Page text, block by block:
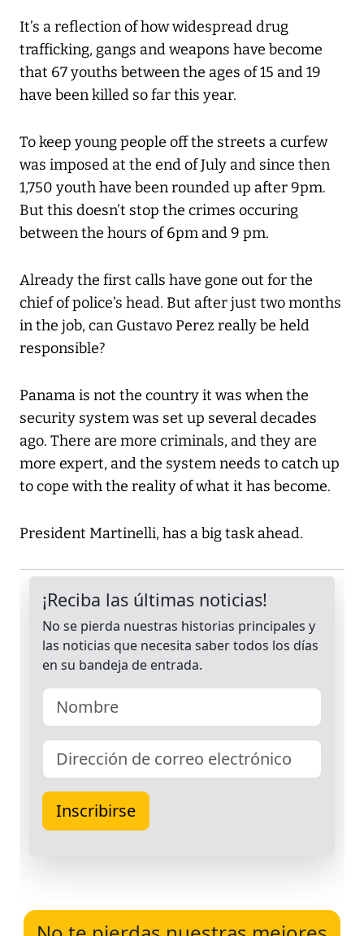
It’s a reflection of how widespread drug
trafficking, gangs and weapons have become
that 67 youths between the ages of 15 and 19
have been killed so far this year.
To keep young people off the streets a curfew
was imposed at the end of July and since then
1,750 youth have been rounded up after 9pm.
But this doesn’t stop the crimes occuring
between the hours of 6pm and 9 pm.
Already the first calls have gone out for the
chief of police’s head. But after just two months
in the job, can Gustavo Perez really be held
responsible?
Panama is not the country it was when the
security system was set up several decades
ago. There are more criminals, and they are
more expert, and the system needs to catch up
to cope with the reality of what it has become.
President Martinelli, has a big task ahead.